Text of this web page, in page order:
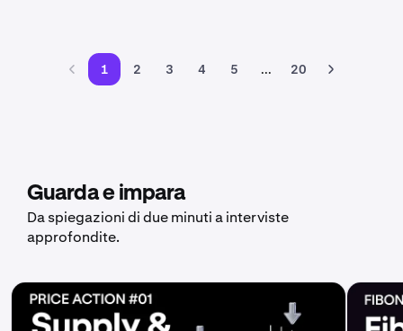
1 2 3 4 5 ... 20
Guarda e impara
Da spiegazioni di due minuti a interviste
approfondite.